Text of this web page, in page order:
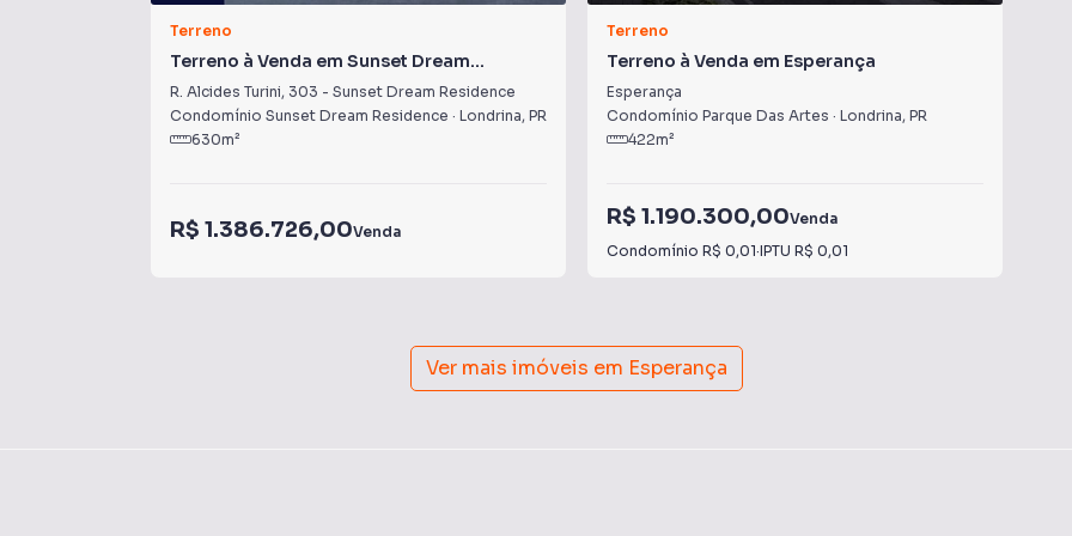
Terreno
Terreno à Venda em Sunset Dream
Residence
R. Alcides Turini, 303 - Sunset Dream Residence
Condomínio Sunset Dream Residence · Londrina, PR
630m²
R$ 1.386.726,00Venda
Terreno
Terreno à Venda em Esperança
Esperança
Condomínio Parque Das Artes · Londrina, PR
422m²
R$ 1.190.300,00Venda
Condomínio R$ 0,01·IPTU R$ 0,01
Ver mais imóveis em Esperança